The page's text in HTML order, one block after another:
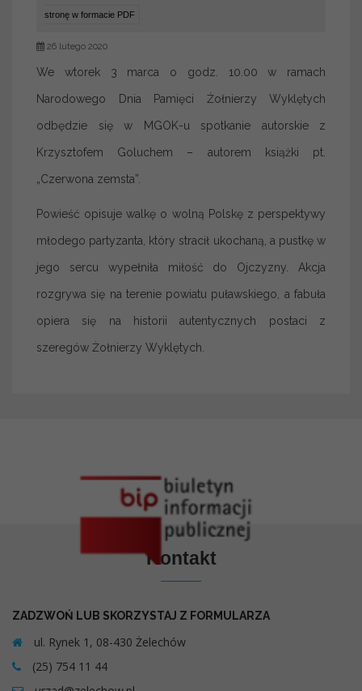
stronę w formacie PDF
26 lutego 2020
We wtorek 3 marca o godz. 10.00 w ramach
Narodowego Dnia Pamięci Żołnierzy Wyklętych
odbędzie się w MGOK-u spotkanie autorskie z
Krzysztofem Goluchem – autorem książki pt.
„Czerwona zemsta”.
Powieść opisuje walkę o wolną Polskę z perspektywy
młodego partyzanta, który stracił ukochaną, a pustkę w
jego sercu wypełniła miłość do Ojczyzny. Akcja
rozgrywa się na terenie powiatu puławskiego, a fabuła
opiera się na historii autentycznych postaci z
szeregów Żołnierzy Wyklętych.
Kontakt
ZADZWOŃ LUB SKORZYSTAJ Z FORMULARZA
ul. Rynek 1, 08-430 Żelechów
(25) 754 11 44